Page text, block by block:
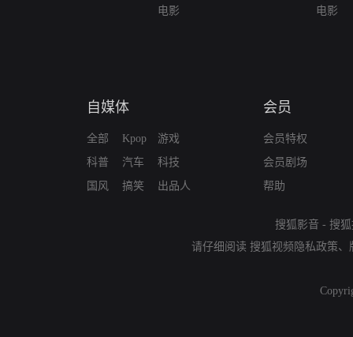
电影
电影
自媒体
全部
科普
国风
Kpop
汽车
搞笑
游戏
科技
出品人
会员
会员特权
会员剧场
帮助
搜狐影音 - 搜
请仔细阅读 搜狐视频隐私政策、